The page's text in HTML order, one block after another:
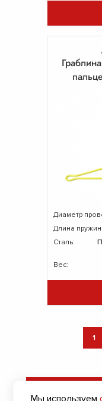
Диаметр
Длина
Сталь:
Вес:
1
Мы используем